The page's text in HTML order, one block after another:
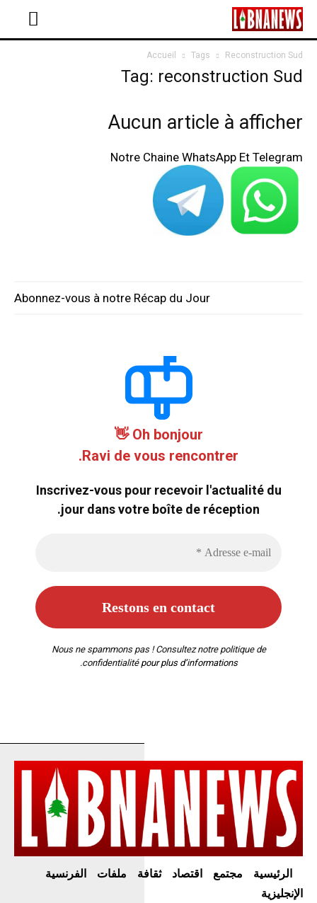
Accueil Tags Reconstruction Sud
Tag: reconstruction Sud
Aucun article à afficher
Notre Chaine WhatsApp Et Telegram
Abonnez-vous à notre Récap du Jour
Oh bonjour 👋
Ravi de vous rencontrer.
Inscrivez-vous pour recevoir l'actualité du
jour dans votre boîte de réception.
Nous ne spammons pas ! Consultez notre politique de
confidentialitépour plus d’informations.
الرئيسية مجتمع اقتصاد ثقافة ملفات
الفرنسية
الإنجليزية